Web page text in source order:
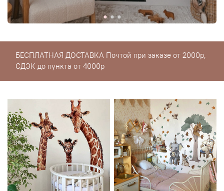
БЕСПЛАТНАЯ ДОСТАВКА Почтой при заказе от 2000р,
СДЭК до пункта от 4000р